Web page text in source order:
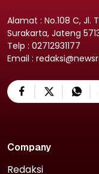
Alamat : No.108 C, Jl.
Surakarta, Jateng
Telp : 02712931177
Email :
Company
Redaksi